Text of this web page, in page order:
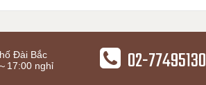
Đài Bắc
17:00 nghỉ
02-77495130